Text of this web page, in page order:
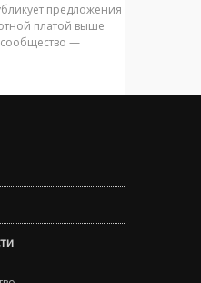
предложения
платой выше
—